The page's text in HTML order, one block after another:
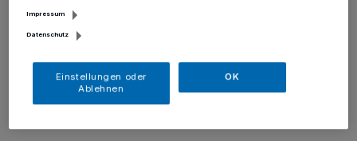
Portal aufrufen – Die Website
anzeigenblatt.de/im Browser öffnen.
Anzeigenart wählen – Die passende
Impressum
Datenschutz
Einstellungen oder
Ablehnen
OK